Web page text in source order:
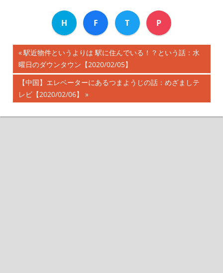
H F T P
投
稿
ナ
ビ
前
の
記
事:
駅近物件というよりは 駅に住んでいる！？という話：水
曜日のダウンタウン【2020/02/05】
次
の
事:
【中国】エレベーターにあるつまようじの話：めざましテ
レビ【2020/02/06】